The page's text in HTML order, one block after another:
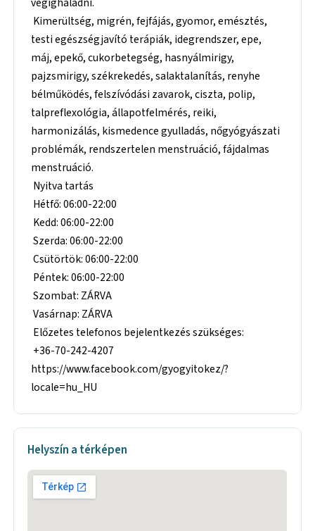
Kimerültség, migrén, fejfájás, gyomor, emésztés,
testi egészségjavító terápiák, idegrendszer, epe,
máj, epekő, cukorbetegség, hasnyálmirigy,
pajzsmirigy, székrekedés, salaktalanítás, renyhe
bélműködés, felszívódási zavarok, ciszta, polip,
talpreflexológia, állapotfelmérés, reiki,
harmonizálás, kismedence gyulladás, nőgyógyászati
problémák, rendszertelen menstruáció, fájdalmas
menstruáció.
Nyitva tartás
Hétfő: 06:00-22:00
Kedd: 06:00-22:00
Szerda: 06:00-22:00
Csütörtök: 06:00-22:00
Péntek: 06:00-22:00
Szombat: ZÁRVA
Vasárnap: ZÁRVA
Előzetes telefonos bejelentkezés szükséges:
+36-70-242-4207
https://www.facebook.com/gyogyitokez/?
locale=hu_HU
Helyszín a térképen